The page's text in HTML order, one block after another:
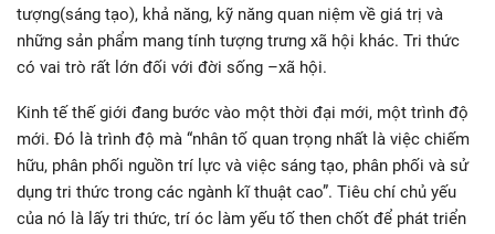
tượng(sáng tạo), khả năng, kỹ năng quan niệm về giá trị và
những sản phẩm mang tính tượng trưng xã hội khác. Tri thức
có vai trò rất lớn đối với đời sống –xã hội.
Kinh tế thế giới đang bước vào một thời đại mới, một trình độ
mới. Đó là trình độ mà “nhân tố quan trọng nhất là việc chiếm
hữu, phân phối nguồn trí lực và việc sáng tạo, phân phối và sử
dụng tri thức trong các ngành kĩ thuật cao”. Tiêu chí chủ yếu
của nó là lấy tri thức, trí óc làm yếu tố then chốt để phát triển